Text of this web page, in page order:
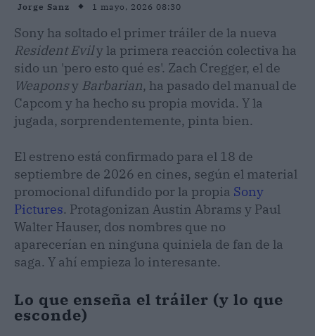
Jorge Sanz 1 mayo, 2026 08:30
Sony ha soltado el primer tráiler de la nueva
Resident Evily la primera reacción colectiva ha
sido un 'pero esto qué es'. Zach Cregger, el de
Weaponsy Barbarian, ha pasado del manual de
Capcom y ha hecho su propia movida. Y la
jugada, sorprendentemente, pinta bien.
El estreno está confirmado para el 18 de
septiembre de 2026 en cines, según el material
promocional difundido por la propia Sony
Pictures. Protagonizan Austin Abrams y Paul
Walter Hauser, dos nombres que no
aparecerían en ninguna quiniela de fan de la
saga. Y ahí empieza lo interesante.
Lo que enseña el tráiler (y lo que
esconde)